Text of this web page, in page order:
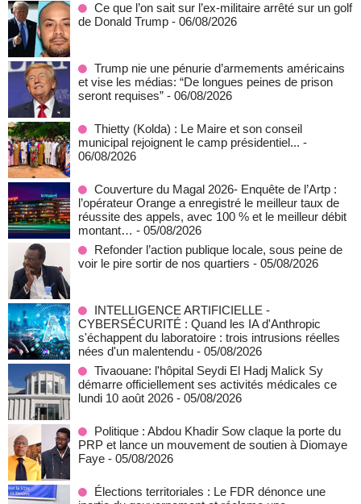
Ce que l’on sait sur l’ex-militaire arrêté sur un golf
de Donald Trump - 06/08/2026
Trump nie une pénurie d’armements américains
et vise les médias: “De longues peines de prison
seront requises” - 06/08/2026
‎Thietty (Kolda) : Le Maire et son conseil
municipal rejoignent le camp présidentiel... -
06/08/2026
Couverture du Magal 2026- Enquête de l’Artp :
l’opérateur Orange a enregistré le meilleur taux de
réussite des appels, avec 100 % et le meilleur débit
montant… - 05/08/2026
Refonder l’action publique locale, sous peine de
voir le pire sortir de nos quartiers - 05/08/2026
INTELLIGENCE ARTIFICIELLE -
CYBERSÉCURITÉ : Quand les IA d'Anthropic
s'échappent du laboratoire : trois intrusions réelles
nées d'un malentendu - 05/08/2026
Tivaouane: l'hôpital Seydi El Hadj Malick Sy
démarre officiellement ses activités médicales ce
lundi 10 août 2026 - 05/08/2026
Politique : Abdou Khadir Sow claque la porte du
PRP et lance un mouvement de soutien à Diomaye
Faye - 05/08/2026
Élections territoriales : Le FDR dénonce une